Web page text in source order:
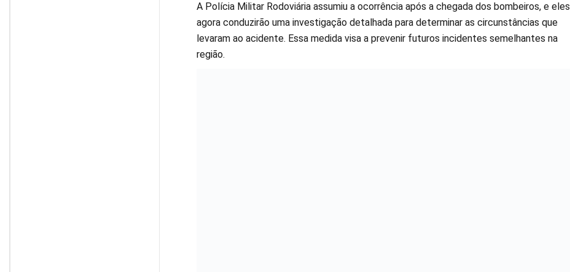
A Polícia Militar Rodoviária assumiu a ocorrência após a chegada dos bombeiros, e eles
agora conduzirão uma investigação detalhada para determinar as circunstâncias que
levaram ao acidente. Essa medida visa a prevenir futuros incidentes semelhantes na
região.